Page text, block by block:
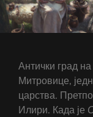
Антички град
Митровице,
царства.
Илири. Када је